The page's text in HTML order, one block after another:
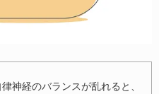
神経のバランスが乱れると、